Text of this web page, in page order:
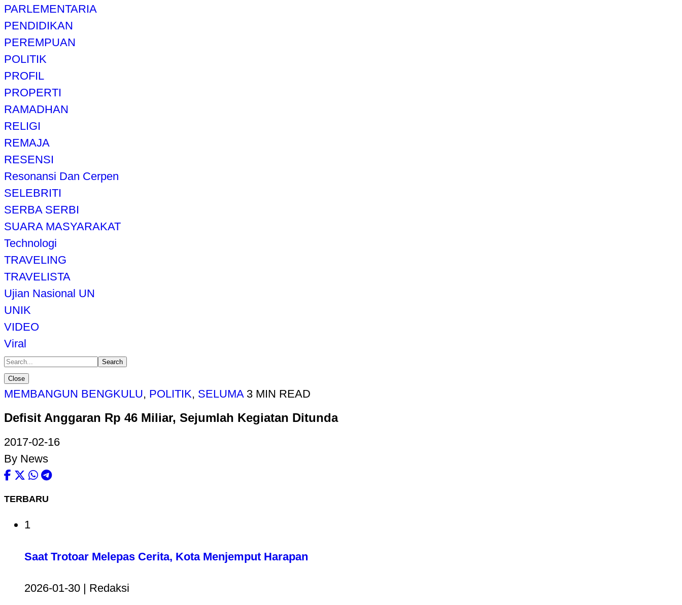
PARLEMENTARIA
PENDIDIKAN
PEREMPUAN
POLITIK
PROFIL
PROPERTI
RAMADHAN
RELIGI
REMAJA
RESENSI
Resonansi Dan Cerpen
SELEBRITI
SERBA SERBI
SUARA MASYARAKAT
Technologi
TRAVELING
TRAVELISTA
Ujian Nasional UN
UNIK
VIDEO
Viral
Search
Close
MEMBANGUN BENGKULU, POLITIK, SELUMA 3 MIN READ
Defisit Anggaran Rp 46 Miliar, Sejumlah Kegiatan Ditunda
2017-02-16
By News
TERBARU
1
Saat Trotoar Melepas Cerita, Kota Menjemput Harapan
2026-01-30 | Redaksi